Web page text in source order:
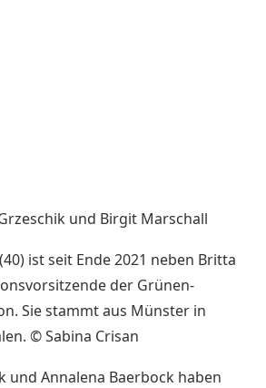
und Birgit Marschall
ist seit Ende 2021 neben Britta
der Grünen-
Sie stammt aus Münster in
© Sabina Crisan
und Annalena Baerbock haben